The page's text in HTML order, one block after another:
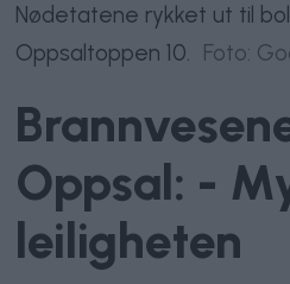
Nødetatene rykket ut til
Oppsaltoppen 10. Foto:
Oppsal: -
leiligheten